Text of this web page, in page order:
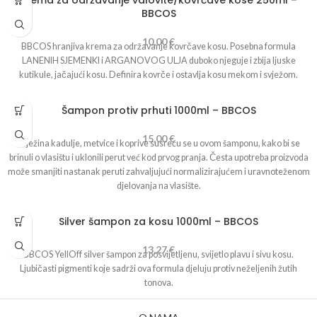
ostavite da djeluje 20 ’, moguće pod izvorom topline; 6. Temeljito isperite
vodom i detoneUp šamponom; 7. Nanesite detoneUp neutralizator i češalj, a
zatim isperite vodom. Kada je postupak završen, ako rezultat ne zadovoljava,
može se ponoviti, u suprotnom postupite po želji. Profesionalni proizvod.
SASTOJCI: VODA, NATRIJEV OKSIMETILEN SULFOKSIMETILEN
SULFOKSILAT, HIDROKSIPROPIL, METIKELULOZA,
BBCOS
10,00€
BBCOS hranjiva krema za održavanje kovrčave kosu. Posebna formula
LANENIH SJEMENKI i ARGANOVOG ULJA duboko njeguje i zbija ljuske
kutikule, jačajući kosu. Definira kovrče i ostavlja kosu mekom i svježom.
Šampon protiv prhuti 1000ml – BBCOS
15,00€
Svježina kadulje, metvice i koprive susreću se u ovom šamponu, kako bi se
brinuli o vlasištu i uklonili perut već kod prvog pranja. Česta upotreba proizvoda
može smanjiti nastanak peruti zahvaljujući normalizirajućem i uravnoteženom
djelovanja na vlasište.
Silver šampon za kosu 1000ml – BBCOS
13,27€
BBCOS YellOff silver šampon za posvijetljenu, svijetlo plavu i sivu kosu.
Ljubičasti pigmenti koje sadrži ova formula djeluju protiv neželjenih žutih
tonova.